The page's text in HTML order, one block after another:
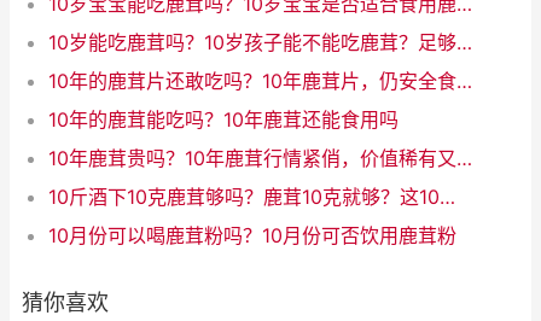
10岁能吃鹿茸吗？10岁孩子能不能吃鹿茸？足够安全吗？
10年的鹿茸片还敢吃吗？10年鹿茸片，仍安全食用吗？
10年的鹿茸能吃吗？10年鹿茸还能食用吗
10年鹿茸贵吗？10年鹿茸行情紧俏，价值稀有又贵吗？
10斤酒下10克鹿茸够吗？鹿茸10克就够？这10斤酒大开销！（31字）
10月份可以喝鹿茸粉吗？10月份可否饮用鹿茸粉
猜你喜欢